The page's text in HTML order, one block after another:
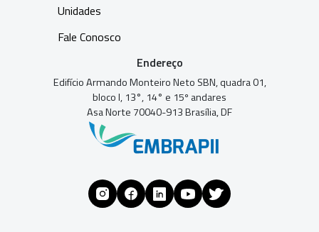
Unidades
Fale Conosco
Endereço
Edifício Armando Monteiro Neto SBN, quadra 01,
bloco I, 13°, 14° e 15º andares
Asa Norte 70040-913 Brasília, DF